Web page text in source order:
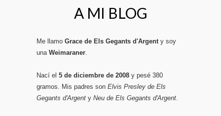
A MI BLOG
Me llamo Grace de Els Gegants d'Argent y soy
una Weimaraner
Nací el 5 de diciembre de 2008 y pesé 380
gramos. Mis padres son Elvis Presley de Els
Gegants d'Argent y Neu de Els Gegants d'Argent